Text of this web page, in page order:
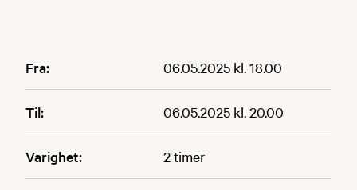
Fra: 06.05.2025 kl. 18.00
Til: 06.05.2025 kl. 20.00
Varighet: 2 timer